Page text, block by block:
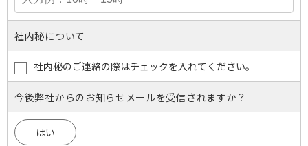
社内秘について
社内秘のご連絡の際はチェックを入れてください。
今後弊社からのお知らせメールを受信されますか？
はい